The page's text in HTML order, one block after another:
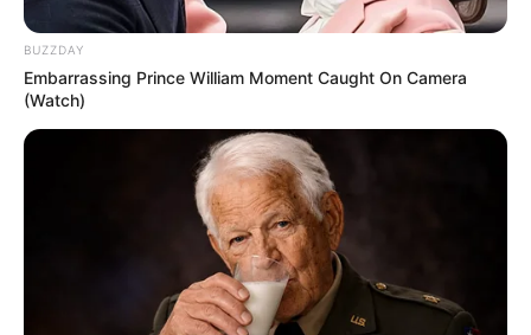
BUZZDAY
Embarrassing Prince William Moment Caught On Camera
(Watch)